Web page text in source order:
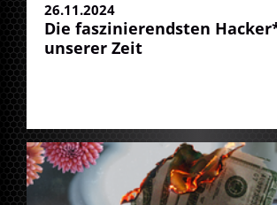
26.11.2024
Die faszinierendsten
unserer Zeit